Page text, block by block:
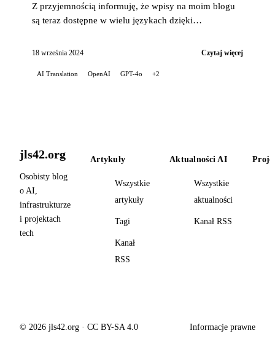
Z przyjemnością informuję, że wpisy na moim blogu
są teraz dostępne w wielu językach dzięki
18 września 2024 Czytaj więcej
AI Translation OpenAI GPT-4o +2
jls42.org
Osobisty blog
o AI,
infrastrukturze
i projektach
tech
Artykuły
Wszystkie
artykuły
Tagi
Kanał
RSS
Aktualności AI
Wszystkie
aktualności
Kanał RSS
© 2026 jls42.org · CC BY-SA 4.0 Informacje prawne